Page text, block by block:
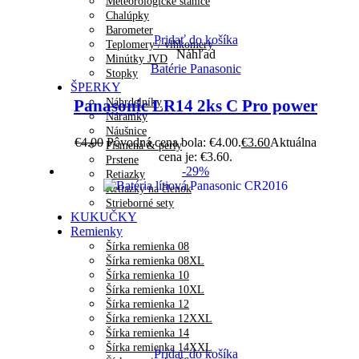
Chalúpky
Barometer
Teplomery / vlhkomery
Minútky JVD
Stopky
ŠPERKY
Náhrdelníky
Náramky
Náušnice
Písmená & perly
Prstene
Retiazky
Retiazky na členok
Strieborné sety
KUKUČKY
Remienky
Šírka remienka 08
Šírka remienka 08XL
Šírka remienka 10
Šírka remienka 10XL
Šírka remienka 12
Šírka remienka 12XXL
Šírka remienka 14
Šírka remienka 14XXL
Pridať do košíka
Náhľad
Batérie Panasonic
Panasonic LR14 2ks C Pro power
€4.00 Pôvodná cena bola: €4.00.€3.60Aktuálna
cena je: €3.60.
-29%
Pridať do košíka